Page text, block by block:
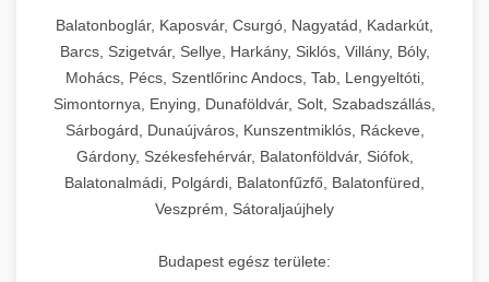
megbízható teljesítményhez.
chef-iparikonyhagepek.hu
kereskedelmi tésztakeverő
Ipari hús- és sajtszeletelő gépek professzionális
élelmiszer-előkészítéshez. Precíziós vágás
állítható vastagság beállítással.
chef-iparikonyhagepek.hu
professzionális élelmiszer szeletelő
📦 22. Vákuumozó Gép +
Kereskedelmi vákuumcsomagoló berendezések
élelmiszerek tartósításához. Hosszabbítsa a
szavatossági időt és tartsa meg a termék
frissességét.
🎁 23. Vákuumfóliázó Gép +
Ipari vákuumfóliázó gépek professzionális
Hatékony lezárási és tartósítási megoldások.
Balatonboglár, Kaposvár, Csurgó, Nagyatád, Kadarkút,
Barcs, Szigetvár, Sellye, Harkány, Siklós, Villány, Bóly,
Mohács, Pécs, Szentlőrinc Andocs, Tab, Lengyeltóti,
Simontornya, Enying, Dunaföldvár, Solt, Szabadszállás,
Sárbogárd, Dunaújváros, Kunszentmiklós, Ráckeve,
Gárdony, Székesfehérvár, Balatonföldvár, Siófok,
Balatonalmádi, Polgárdi, Balatonfűzfő, Balatonfüred,
Veszprém, Sátoraljaújhely
Budapest egész területe: